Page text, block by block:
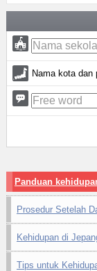
Nama kota dan
Panduan
Prosedur Setelah
Kehidupan di
Tips untuk